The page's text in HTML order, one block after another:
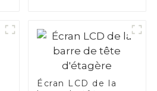
Écran LCD de la